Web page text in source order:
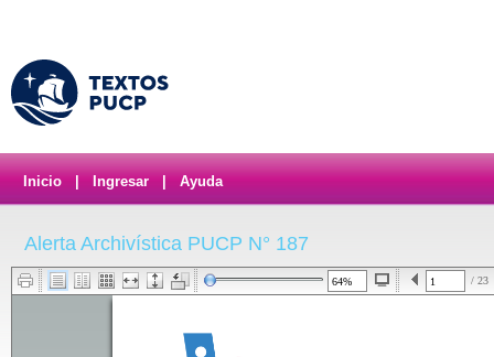
Inicio Ingresar Ayuda
Alerta Archivística PUCP N° 187
/ 23